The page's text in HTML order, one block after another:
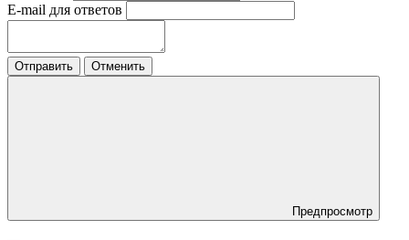
E-mail для ответов
Отправить Отменить
Предпросмотр